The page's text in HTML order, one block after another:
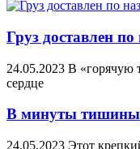
Груз доставлен
24.05.2023 В «горячую
сердце
В минуты тишины
24.05.2023 Этот